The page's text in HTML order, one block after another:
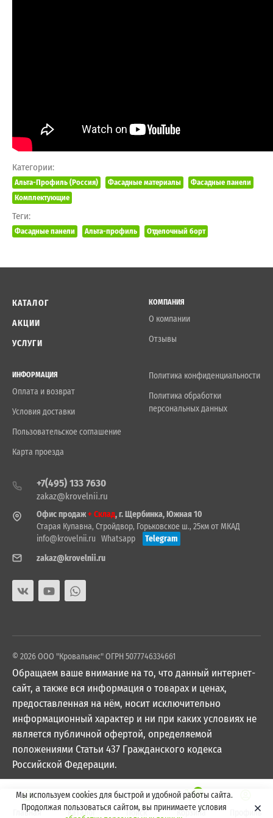
Категории:
Альта-Профиль (Россия) Фасадные материалы
Фасадные панели
Комплектующие
Теги:
Фасадные панели Альта-профиль Отделочный борт
КАТАЛОГ
АКЦИИ
УСЛУГИ
КОМПАНИЯ
О компании
Отзывы
ИНФОРМАЦИЯ
Оплата и возврат
Условия доставки
Пользовательское соглашение
Карта проезда
Политика конфиденциальности
Политика обработки
персональных данных
+7(495) 133 7630
zakaz@krovelnii.ru
Офис продаж+ Склад, г. Щербинка, Южная 10
Старая Купавна, Стройдвор, Горьковское ш., 25км от МКАД
info@krovelnii.ru Whatsapp
Telegram
zakaz@krovelnii.ru
© 2026 ООО "Кровальянс" ОГРН 5077746334661
Обращаем ваше внимание на то, что данный интернет-
сайт, а также вся информация о товарах и ценах,
предоставленная на нём, носит исключительно
информационный характер и ни при каких условиях не
является публичной офертой, определяемой
положениями Статьи 437 Гражданского кодекса
Российской Федерации.
Мы используем cookies для быстрой и удобной работы сайта.
Продолжая пользоваться сайтом, вы принимаете условия
Главная Каталог Поиск
0
Корзина Профиль